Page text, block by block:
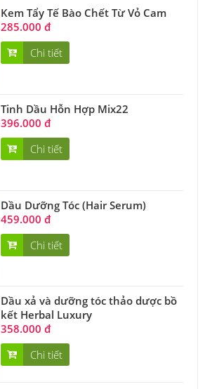
Kem Tẩy Tế Bào Chết Từ Vỏ Cam
285.000 đ
Chi tiết
Tinh Dầu Hỗn Hợp Mix22
396.000 đ
Chi tiết
Dầu Dưỡng Tóc (Hair Serum)
459.000 đ
Chi tiết
Dầu xả và dưỡng tóc thảo dược bồ
kết Herbal Luxury
358.000 đ
Chi tiết